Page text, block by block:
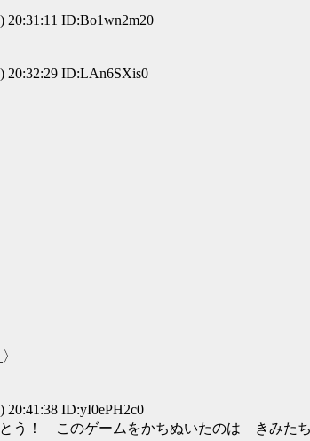
20:31:11 ID:Bo1wn2m20
) 20:32:29 ID:LAn6SXis0
20:41:38 ID:yI0ePH2c0
う！ このゲームをかちぬいたのは きみた